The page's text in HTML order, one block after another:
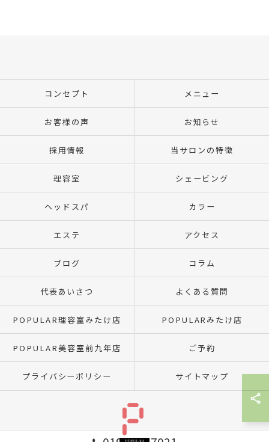
コンセプト メニュー
お客様の声 お知らせ
採用情報 当サロンの特徴
理容室 シェービング
ヘッドスパ カラー
エステ アクセス
ブログ コラム
代表あいさつ よくある質問
POPULAR理容室みたけ店 POPULARみたけ店
POPULAR美容室前九年店 ご予約
プライバシーポリシー サイトマップ